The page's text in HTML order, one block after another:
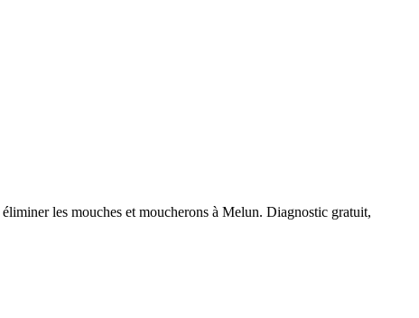
les mouches et moucherons à Melun. Diagnostic gratuit,